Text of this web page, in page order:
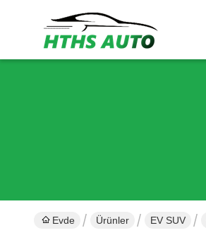
Evde Ürünler EV SUV